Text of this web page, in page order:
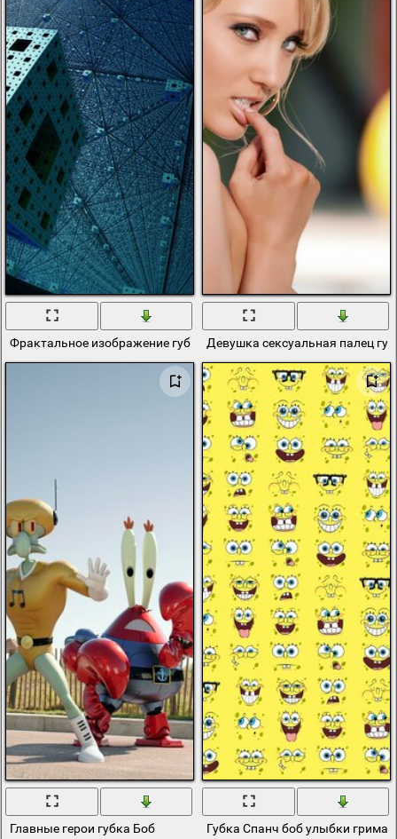
Фрактальное изображение губки менгераДевушка сексуальная палец
Главные герои губка Боб Губка Спанч боб улыбки